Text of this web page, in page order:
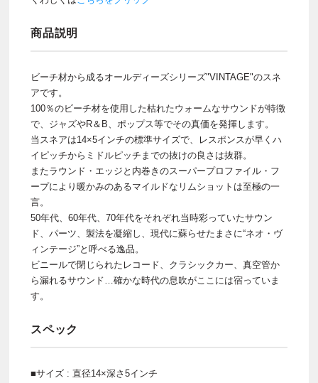
商品説明
ビーチ材から成るオールディーズシリーズ"VINTAGE"のスネ
アです。
100％のビーチ材を使用した枯れたウォームなサウンドが特徴
で、ジャズやR＆B、ポップス等でその真価を発揮します。
当スネアは14×5インチの標準サイズで、レスポンスが早くハ
イピッチからミドルピッチまでの抜けの良さは抜群。
またラウンド・エッジと内巻きのスーパープロファイル・フ
ープにより暖かみのあるマイルドなリムショットは至極の一
言。
50年代、60年代、70年代をそれぞれ当時彩っていたサウン
ド、パーツ、製法を凝縮し、現代に蘇らせたまさに“ネオ・ヴ
ィンテージ”と呼べる逸品。
ビニールで閉じられたレコード、クラシックカー、真空管か
ら漏れるサウンド…確かな時代の息吹がここには宿っていま
す。
スペック
■サイズ : 直径14×深さ5インチ